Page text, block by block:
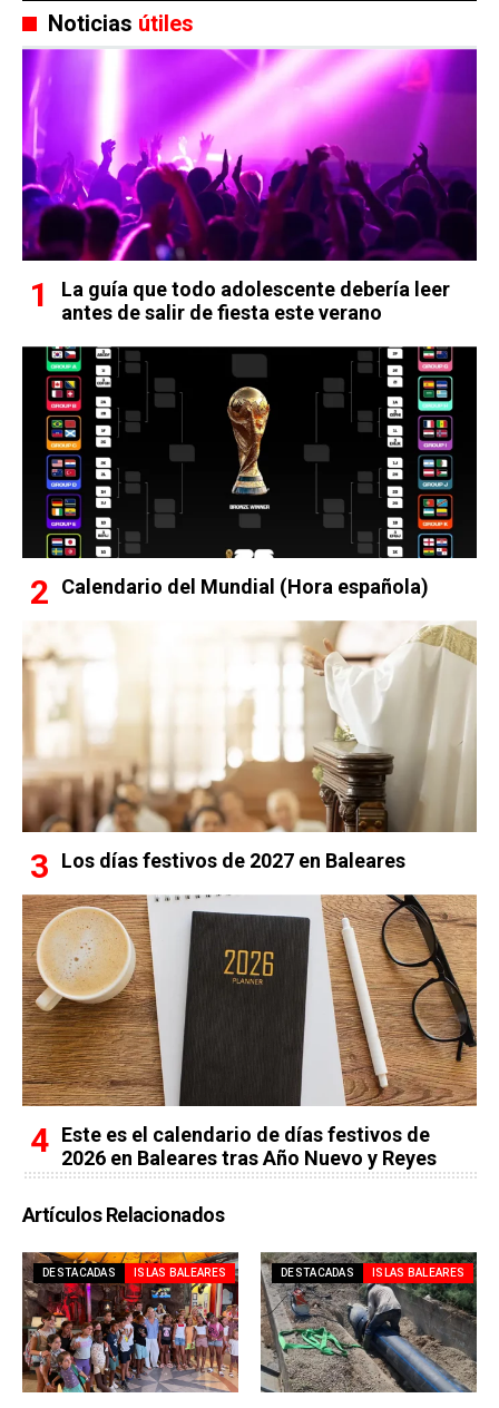
Noticias útiles
La guía que todo adolescente debería leer
antes de salir de fiesta este verano
Calendario del Mundial (Hora española)
Los días festivos de 2027 en Baleares
Este es el calendario de días festivos de
2026 en Baleares tras Año Nuevo y Reyes
Artículos Relacionados
DESTACADAS ISLAS BALEARES DESTACADAS ISLAS BALEARES